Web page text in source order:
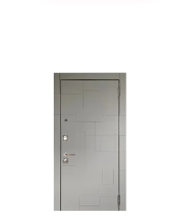
товар
имеет
выбрать